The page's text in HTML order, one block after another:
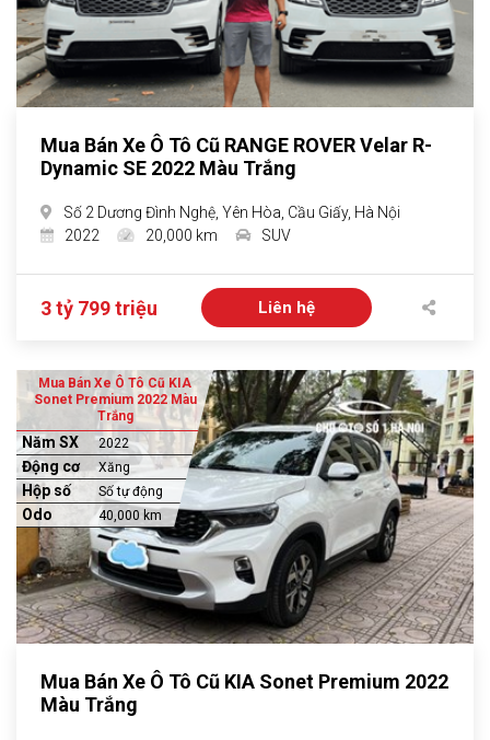
Mua Bán Xe Ô Tô Cũ RANGE ROVER Velar R-
Dynamic SE 2022 Màu Trắng
Số 2 Dương Đình Nghệ, Yên Hòa, Cầu Giấy, Hà Nội
2022
20,000 km SUV
3 tỷ 799 triệu Liên hệ
Mua Bán Xe Ô Tô Cũ KIA
Sonet Premium 2022 Màu
Trắng
Năm SX 2022
Động cơ Xăng
Hộp số Số tự động
Odo 40,000 km
Mua Bán Xe Ô Tô Cũ KIA Sonet Premium 2022
Màu Trắng